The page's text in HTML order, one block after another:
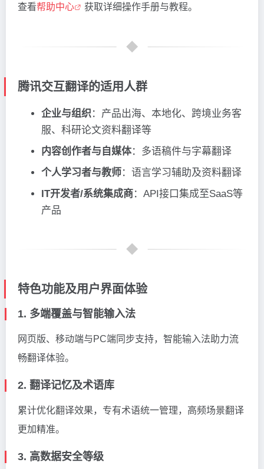
查看帮助中心 获取详细操作手册与教程。
腾讯交互翻译的适用人群
企业与组织：产品出海、本地化、跨境业务客
服、科研论文资料翻译等
内容创作者与自媒体：多语稿件与字幕翻译
个人学习者与教师 ：语言学习辅助及资料翻译
IT开发者/系统集成商 ：API接口集成至SaaS等
产品
特色功能及用户界面体验
1. 多端覆盖与智能输入法
网页版、移动端与PC端同步支持，智能输入法助力流
畅翻译体验。
2. 翻译记忆及术语库
累计优化翻译效果，专有术语统一管理，高频场景翻译
更加精准。
3. 高数据安全等级